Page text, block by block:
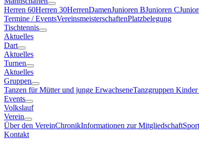
Herren 60Herren 30HerrenDamenJunioren BJunioren C
Termine / EventsVereinsmeisterschaftenPlatzbelegung
Tischtennis
Aktuelles
Dart
Aktuelles
Turnen
Aktuelles
Gruppen
Tanzen für Mütter und junge ErwachseneTanzgruppen Kinder
Events
Volkslauf
Verein
Über den VereinChronikInformationen zur Mitgliedschaft
Kontakt